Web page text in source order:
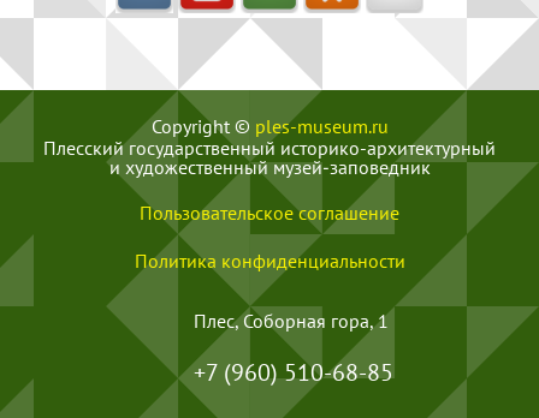
Copyright © ples-museum.ru
Плесский государственный историко-архитектурный
и художественный музей‑заповедник
Пользовательское соглашение
Политика конфиденциальности
Плес, Соборная гора, 1
+7 (960) 510-68-85